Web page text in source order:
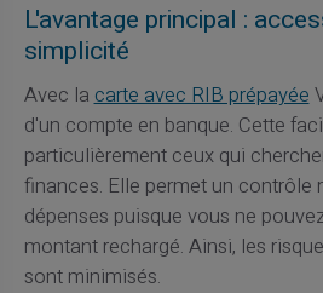
L'avantage principal :
simplicité
Avec lacarte avec RIB prépayée
d'un compte en banque. Cette
particulièrement ceux qui
finances. Elle permet un contrôle
dépenses puisque vous ne
montant rechargé. Ainsi, les
sont minimisés.